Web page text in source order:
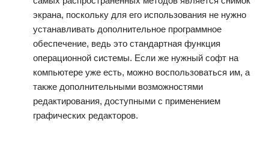
экрана, поскольку для его использования не нужно
устанавливать дополнительное программное
обеспечение, ведь это стандартная функция
операционной системы. Если же нужный софт на
компьютере уже есть, можно воспользоваться им, а
также дополнительными возможностями
редактирования, доступными с применением
графических редакторов.